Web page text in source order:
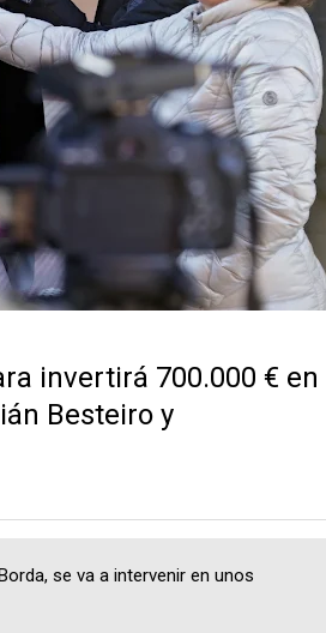
invertirá 700.000 € en
Besteiro y
se va a intervenir en unos